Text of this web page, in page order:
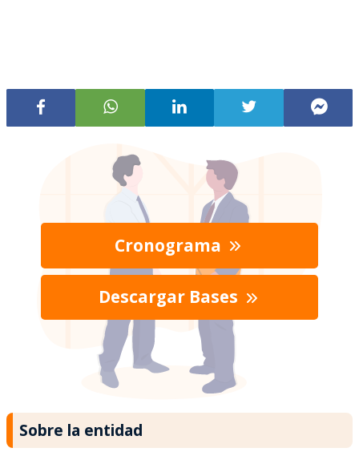
Cronograma
Descargar Bases
Sobre la entidad